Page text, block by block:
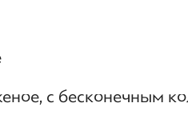
с бесконечным